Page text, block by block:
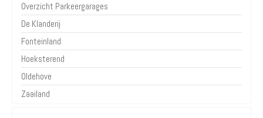
Overzicht Parkeergarages
De Klanderij
Fonteinland
Hoeksterend
Oldehove
Zaailand